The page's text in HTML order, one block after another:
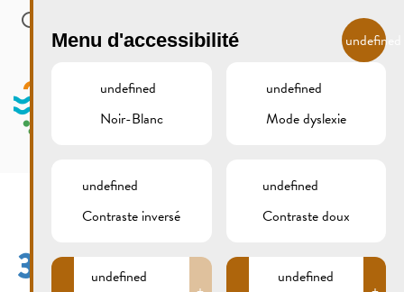
Skip to main content
MENU
309B7418
Menu d'accessibilité undefined
undefined
Noir-Blanc
undefined
Mode dyslexie
undefined
Contraste inversé
undefined
Contraste doux
undefined
undefined